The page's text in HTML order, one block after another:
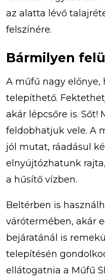
az alatta lévő
felszínére.
Bármilyen
A műfű nagy előnye,
telepíthető.
akár lépcsőre is. Sőt!
feldobhatjuk vele. A
jól mutat, ráadásul
elnyújtózhatunk
a hűsítő vízben.
Beltérben is
várótermében, akár
bejáratánál is
telepítésén
ellátogatnia a Műfű